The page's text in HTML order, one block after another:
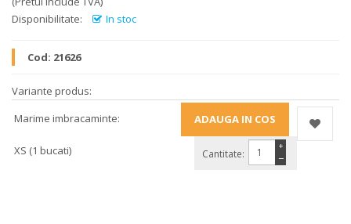
Disponibilitate:
In stoc
Cod: 21626
Variante produs:
Marime imbracaminte:
XS (1 bucati) Cantitate: −
+